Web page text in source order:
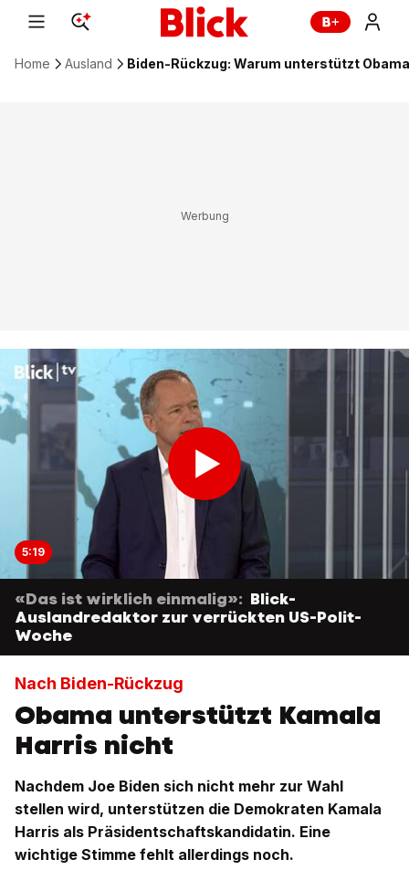
Home Ausland Biden-Rückzug: Warum unterstützt
5:19
«Das ist wirklich einmalig»: Blick-
Auslandredaktor zur verrückten US-Polit-
Woche
Nach Biden-Rückzug
Obama unterstützt Kamala
Harris nicht
Nachdem Joe Biden sich nicht mehr zur Wahl
stellen wird, unterstützen die Demokraten Kamala
Harris als Präsidentschaftskandidatin. Eine
wichtige Stimme fehlt allerdings noch.